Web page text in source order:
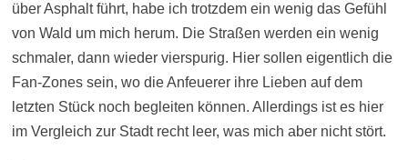
über Asphalt führt, habe ich trotzdem ein wenig das Gefühl
von Wald um mich herum. Die Straßen werden ein wenig
schmaler, dann wieder vierspurig. Hier sollen eigentlich die
Fan-Zones sein, wo die Anfeuerer ihre Lieben auf dem
letzten Stück noch begleiten können. Allerdings ist es hier
im Vergleich zur Stadt recht leer, was mich aber nicht stört.